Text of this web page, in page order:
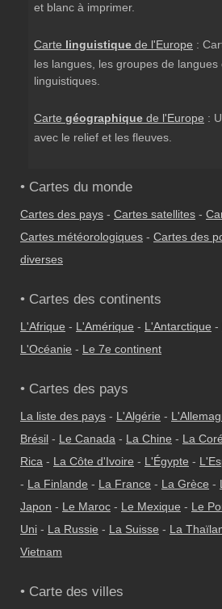
et blanc à imprimer.
Carte linguistique de l'Europe :
les langues, les groupes de langues
linguistiques.
Carte géographique de l'Europe :
avec le relief et les fleuves.
• Cartes du monde
Cartes des pays - Cartes satellites -
Cartes météorologiques - Cartes des
diverses
• Cartes des continents
L'Afrique - L'Amérique - L'Antarctique -
L'Océanie - Le 7e continent
• Cartes des pays
La liste des pays - L'Algérie -
Brésil - Le Canada - La Chine - La
Rica - La Côte d'Ivoire - L'Égypte -
- La Finlande - La France - La Grèce -
Japon - Le Maroc - Le Mexique - Le
Uni - La Russie - La Suisse - La
Vietnam
• Carte des villes